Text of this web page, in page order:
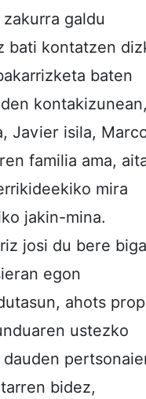
zakurra galdu
bati kontatzen
baten
Javier isila,
familia ama,
mira
jakin-mina.
josi du bere
egon
ahots
ustezko
bidez,